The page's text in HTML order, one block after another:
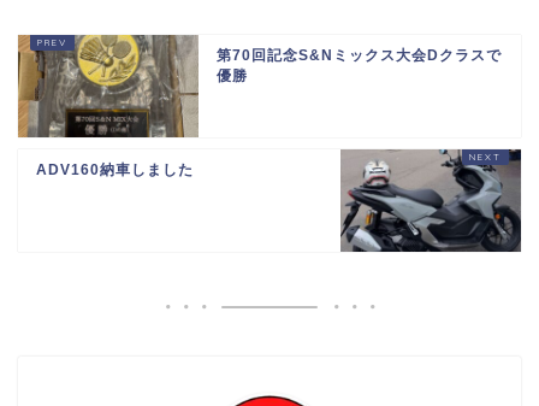
第70回記念S&Nミックス大会Dクラスで
優勝
ADV160納車しました